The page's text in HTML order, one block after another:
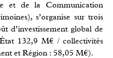
et de la Communication
s’organise sur trois
d’investissement global de
132,9 M€ / collectivités
et Région : 58,05 M€).